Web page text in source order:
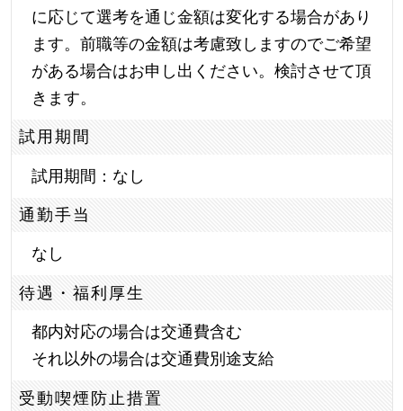
に応じて選考を通じ金額は変化する場合があり
ます。前職等の金額は考慮致しますのでご希望
がある場合はお申し出ください。検討させて頂
きます。
試用期間
試用期間：なし
通勤手当
なし
待遇・福利厚生
都内対応の場合は交通費含む
それ以外の場合は交通費別途支給
受動喫煙防止措置